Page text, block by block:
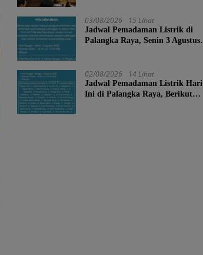
03/08/2026 15 Lihat
Jadwal Pemadaman Listrik di
Palangka Raya, Senin 3 Agustus
02/08/2026 14 Lihat
Jadwal Pemadaman Listrik Hari
Ini di Palangka Raya, Berikut